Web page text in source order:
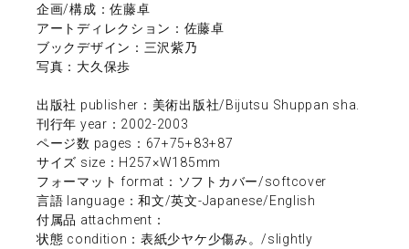
企画/構成：佐藤卓
アートディレクション：佐藤卓
ブックデザイン：三沢紫乃
写真：大久保歩
出版社 publisher：美術出版社/Bijutsu Shuppan sha.
刊行年 year：2002-2003
ページ数 pages：67+75+83+87
サイズ size：H257×W185mm
フォーマット format：ソフトカバー/softcover
言語 language：和文/英文-Japanese/English
付属品 attachment：
状態 condition：表紙少ヤケ少傷み。/slightly